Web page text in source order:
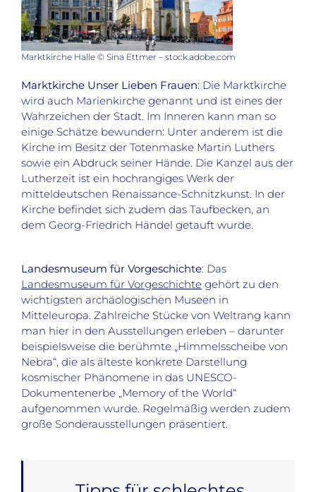
Marktkirche Halle © Sina Ettmer – stock.adobe.com
Marktkirche Unser Lieben Frauen: Die Marktkirche
wird auch Marienkirche genannt und ist eines der
Wahrzeichen der Stadt. Im Inneren kann man so
einige Schätze bewundern: Unter anderem ist die
Kirche im Besitz der Totenmaske Martin Luthers
sowie ein Abdruck seiner Hände. Die Kanzel aus der
Lutherzeit ist ein hochrangiges Werk der
mitteldeutschen Renaissance-Schnitzkunst. In der
Kirche befindet sich zudem das Taufbecken, an
dem Georg-Friedrich Händel getauft wurde.
Landesmuseum für Vorgeschichte: Das
Landesmuseum für Vorgeschichtegehört zu den
wichtigsten archäologischen Museen in
Mitteleuropa. Zahlreiche Stücke von Weltrang kann
man hier in den Ausstellungen erleben – darunter
beispielsweise die berühmte „Himmelsscheibe von
Nebra“, die als älteste konkrete Darstellung
kosmischer Phänomene in das UNESCO-
Dokumentenerbe „Memory of the World“
aufgenommen wurde. Regelmäßig werden zudem
große Sonderausstellungen präsentiert.